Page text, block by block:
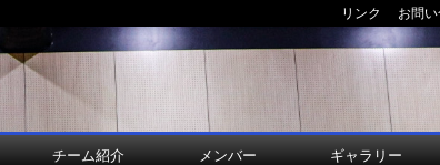
リンク お問
チーム紹介 メンバー ギャラリー